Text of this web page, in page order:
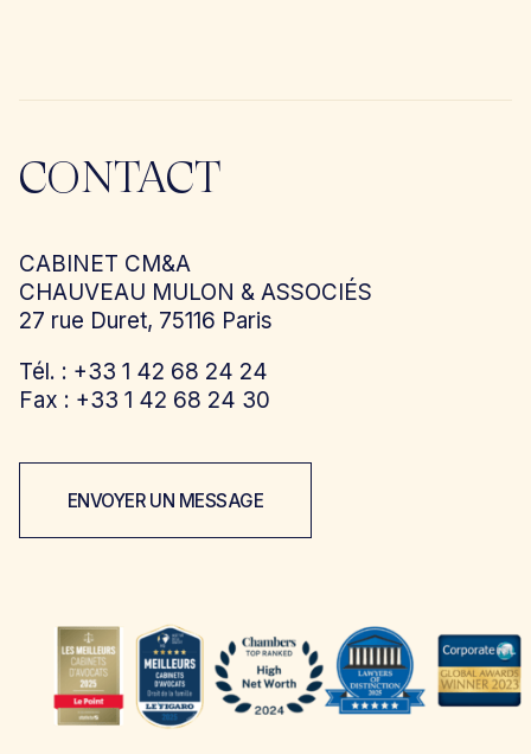
CONTACT
CABINET CM&A
CHAUVEAU MULON & ASSOCIÉS
27 rue Duret, 75116 Paris
Tél. : +33 1 42 68 24 24
Fax : +33 1 42 68 24 30
ENVOYER UN MESSAGE